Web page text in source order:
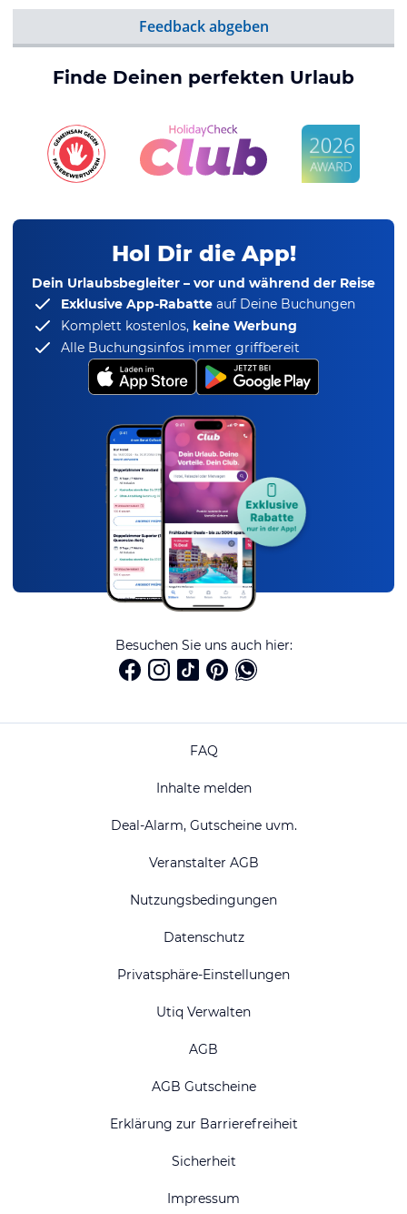
Feedback abgeben
Finde Deinen perfekten Urlaub
Hol Dir die App!
Dein Urlaubsbegleiter – vor und während der Reise
Exklusive App-Rabatte auf Deine Buchungen
Komplett kostenlos, keine Werbung
Alle Buchungsinfos immer griffbereit
Besuchen Sie uns auch hier:
FAQ
Inhalte melden
Deal-Alarm, Gutscheine uvm.
Veranstalter AGB
Nutzungsbedingungen
Datenschutz
Privatsphäre-Einstellungen
Utiq Verwalten
AGB
AGB Gutscheine
Erklärung zur Barrierefreiheit
Sicherheit
Impressum